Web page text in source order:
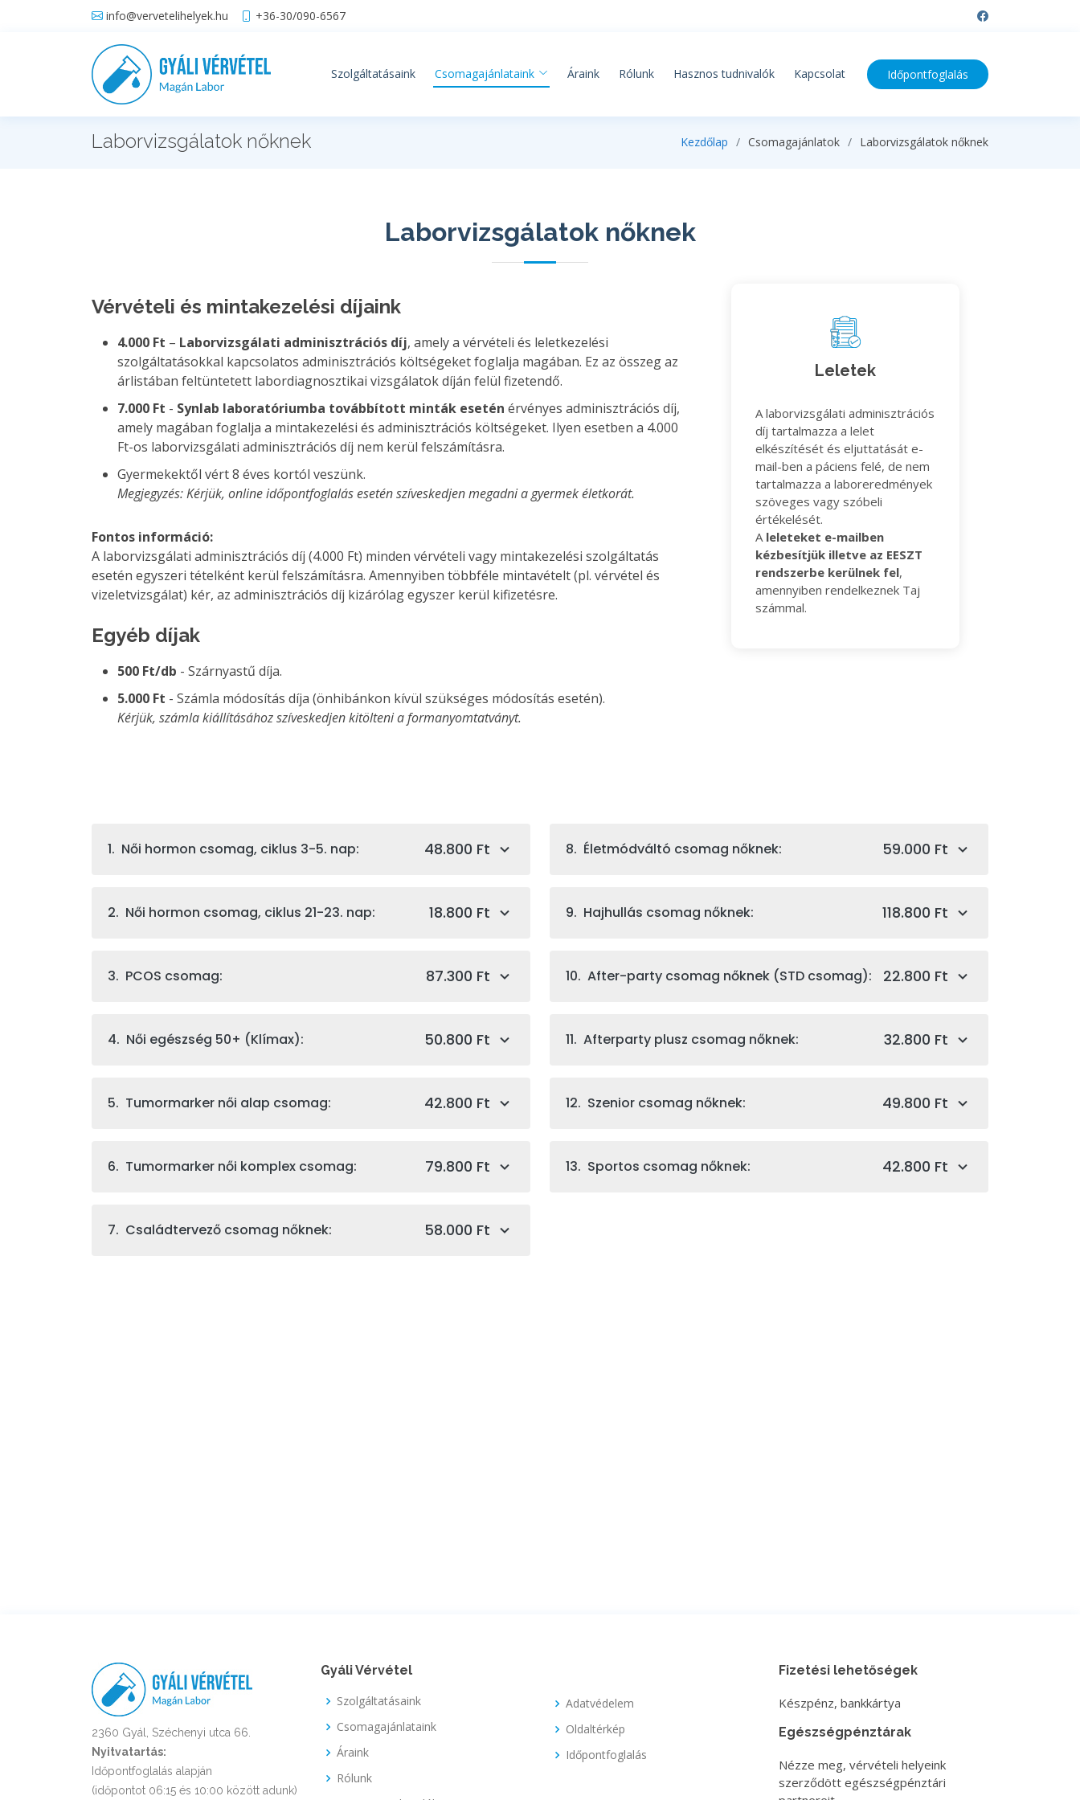
info@vervetelihelyek.hu +36-30/090-6567
Szolgáltatásaink Csomagajánlataink Áraink Rólunk Hasznos tudnivalók Kapcsolat Időpontfoglalás
Laborvizsgálatok nőknek Kezdőlap Csomagajánlatok Laborvizsgálatok nőknek
Laborvizsgálatok nőknek
Vérvételi és mintakezelési díjaink
4.000 Ft – Laborvizsgálati adminisztrációs díj, amely a vérvételi és leletkezelési
szolgáltatásokkal kapcsolatos adminisztrációs költségeket foglalja magában. Ez az összeg az
árlistában feltüntetett labordiagnosztikai vizsgálatok díján felül fizetendő.
7.000 Ft - Synlab laboratóriumba továbbított minták esetén érvényes adminisztrációs díj,
amely magában foglalja a mintakezelési és adminisztrációs költségeket. Ilyen esetben a 4.000
Ft-os laborvizsgálati adminisztrációs díj nem kerül felszámításra.
Gyermekektől vért 8 éves kortól veszünk.
Megjegyzés: Kérjük, online időpontfoglalás esetén szíveskedjen megadni a gyermek életkorát.
Fontos információ:
A laborvizsgálati adminisztrációs díj (4.000 Ft) minden vérvételi vagy mintakezelési szolgáltatás
esetén egyszeri tételként kerül felszámításra. Amennyiben többféle mintavételt (pl. vérvétel és
vizeletvizsgálat) kér, az adminisztrációs díj kizárólag egyszer kerül kifizetésre.
Egyéb díjak
500 Ft/db - Szárnyastű díja.
5.000 Ft - Számla módosítás díja (önhibánkon kívül szükséges módosítás esetén).
Kérjük, számla kiállításához szíveskedjen kitölteni a formanyomtatványt.
Leletek
A laborvizsgálati adminisztrációs
díj tartalmazza a lelet
elkészítését és eljuttatását e-
mail-ben a páciens felé, de nem
tartalmazza a laboreredmények
szöveges vagy szóbeli
értékelését.
A leleteket e-mailben
kézbesítjük illetve az EESZT
rendszerbe kerülnek fel,
amennyiben rendelkeznek Taj
számmal.
1. Női hormon csomag, ciklus 3-5. nap: 48.800 Ft
2. Női hormon csomag, ciklus 21-23. nap: 18.800 Ft
3. PCOS csomag: 87.300 Ft
4. Női egészség 50+ (Klímax): 50.800 Ft
5. Tumormarker női alap csomag: 42.800 Ft
6. Tumormarker női komplex csomag: 79.800 Ft
7. Családtervező csomag nőknek: 58.000 Ft
8. Életmódváltó csomag nőknek: 59.000 Ft
9. Hajhullás csomag nőknek: 118.800 Ft
10. After-party csomag nőknek (STD csomag): 22.800 Ft
11. Afterparty plusz csomag nőknek: 32.800 Ft
12. Szenior csomag nőknek: 49.800 Ft
13. Sportos csomag nőknek: 42.800 Ft
2360 Gyál, Széchenyi utca 66.
Nyitvatartás:
Időpontfoglalás alapján
(időpontot 06:15 és 10:00 között adunk)
Gyáli Vérvétel
Szolgáltatásaink
Csomagajánlataink
Áraink
Rólunk
Adatvédelem
Oldaltérkép
Időpontfoglalás
Fizetési lehetőségek
Készpénz, bankkártya
Egészségpénztárak
Nézze meg, vérvételi helyeink
szerződött egészségpénztári